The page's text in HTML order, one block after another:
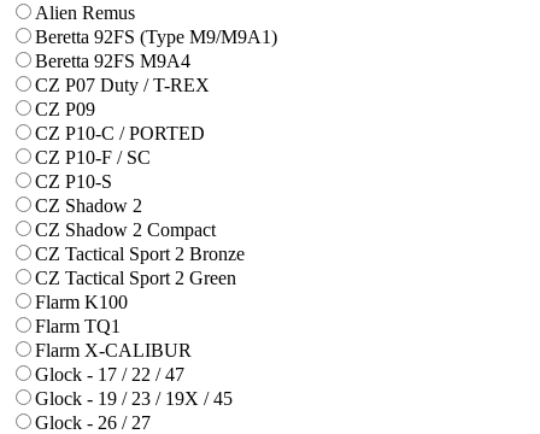
Alien Remus
Beretta 92FS (Type M9/M9A1)
Beretta 92FS M9A4
CZ P07 Duty / T-REX
CZ P09
CZ P10-C / PORTED
CZ P10-F / SC
CZ P10-S
CZ Shadow 2
CZ Shadow 2 Compact
CZ Tactical Sport 2 Bronze
CZ Tactical Sport 2 Green
Flarm K100
Flarm TQ1
Flarm X-CALIBUR
Glock - 17 / 22 / 47
Glock - 19 / 23 / 19X / 45
Glock - 26 / 27